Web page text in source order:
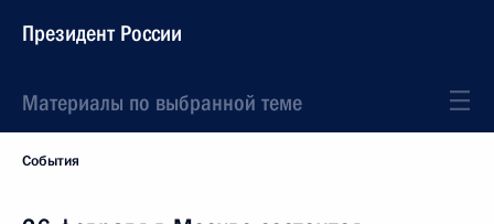
Президент России
Материалы по выбранной теме
События